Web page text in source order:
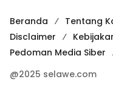
Beranda Tentang
Disclaimer
Pedoman Media Siber
@2025 selawe.com